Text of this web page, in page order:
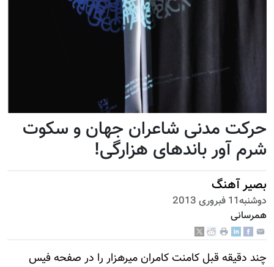
حرکت مدنی شاعران جهان و سکوت
شرم آور باندهای هزارگی!
بصیر آهنگ
دوشنبه11 فبروری 2013
همرسانی
چند دقیقه قبل کامنت کامران میرهزار را در صفحه فیس